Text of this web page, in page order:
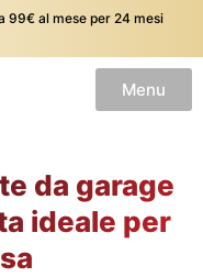
99€ al mese per 24 mesi
Menu
da garage
ideale per